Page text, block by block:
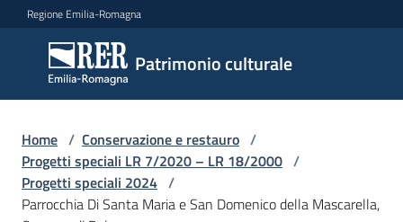
Vai al contenuto
Vai alla navigazione
Vai al footer
Regione Emilia-Romagna
Patrimonio culturale
Patrimonio
culturale
Argomenti
Home / Conservazione e restauro /
Progetti speciali LR 7/2020 – LR 18/2000 /
Progetti speciali 2024 /
Parrocchia Di Santa Maria e San Domenico della Mascarella,